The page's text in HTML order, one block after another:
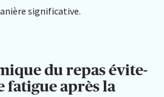
significative.
du repas évite-
fatigue après la